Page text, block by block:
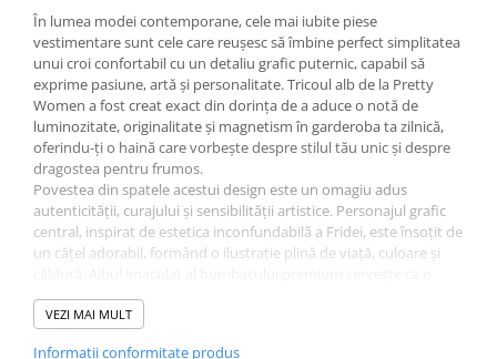
În lumea modei contemporane, cele mai iubite piese
vestimentare sunt cele care reușesc să îmbine perfect simplitatea
unui croi confortabil cu un detaliu grafic puternic, capabil să
exprime pasiune, artă și personalitate. Tricoul alb de la Pretty
Women a fost creat exact din dorința de a aduce o notă de
luminozitate, originalitate și magnetism în garderoba ta zilnică,
oferindu-ți o haină care vorbește despre stilul tău unic și despre
dragostea pentru frumos.
Povestea din spatele acestui design este un omagiu adus
autenticității, curajului și sensibilității artistice. Personajul grafic
central, inspirat de estetica inconfundabilă a Fridei, este însoțit de
un cățel adorabil, formând o ilustrație plină de viață, culoare și
pânză perfectă, plină de prospețime, făcând ca fiecare nuanță
vibrantă din imprimeu să iasă în evidență și să transforme o
VEZI MAI MULT
Informatii conformitate produs